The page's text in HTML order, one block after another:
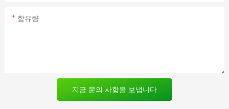
함유량
지금 문의 사항을 보냅니다